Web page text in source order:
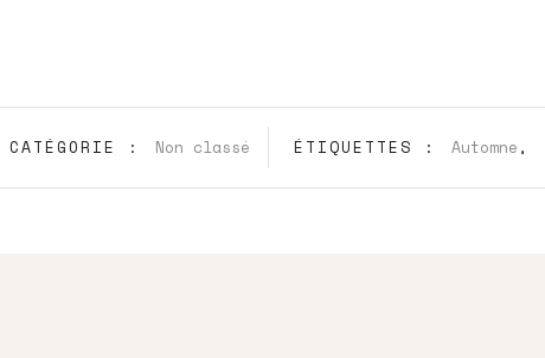
CATÉGORIE : Non classé ÉTIQUETTES : Automne ,